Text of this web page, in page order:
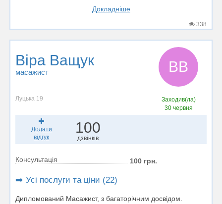
Докладніше
338
Віра Ващук
масажист ВВ
Луцька 19
Заходив(ла)
30 червня
Додати
відгук
100
дзвінків
Консультація 100 грн.
➡️ Усі послуги та ціни (22)
Дипломований Масажист, з багаторічним досвідом.